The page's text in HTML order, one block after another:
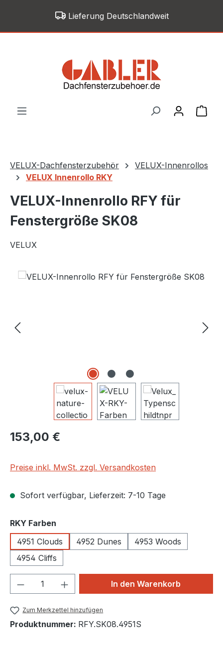
Zum Hauptinhalt springenLieferung Deutschlandweit
VELUX-Dachfensterzubehör
VELUX-Innenrollos
VELUX Innenrollo RKY
VELUX-Innenrollo RFY für
Fenstergröße SK08
VELUX
Bildergalerie überspringen
Regulärer Preis:
153,00 €
Preise inkl. MwSt. zzgl. Versandkosten
Sofort verfügbar, Lieferzeit: 7-10 Tage
RKY Farben
4951 Clouds
4952 Dunes
4953 Woods
4954 Cliffs
Produkt Anzahl: Gib denIn den Warenkorb
Zum Merkzettel hinzufügen
Produktnummer: RFY.SK08.4951S